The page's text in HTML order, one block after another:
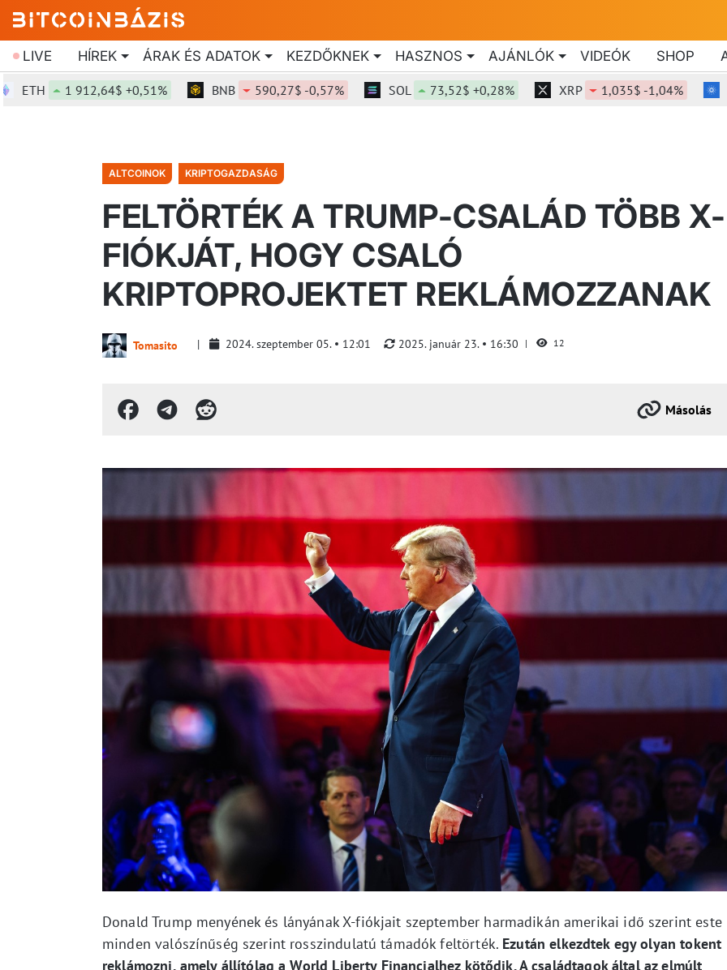
LIVE HÍREK ÁRAK ÉS ADATOK KEZDŐKNEK HASZNOS AJÁNLÓK VIDEÓK SHOP
1 912,64$ +0,51% BNB 590,27$ -0,57% SOL 73,52$ +0,28% XRP 1,035$ -1,04% ADA
ALTCOINOK KRIPTOGAZDASÁG
FELTÖRTÉK A TRUMP-CSALÁD TÖBB X-
FIÓKJÁT, HOGY CSALÓ
KRIPTOPROJEKTET REKLÁMOZZANAK
Tomasito 2024. szeptember 05. 12:01 2025. január 23. 16:30 12
Másolás
Donald Trump menyének és lányának X-fiókjait szeptember harmadikán amerikai idő szerint este
minden valószínűség szerint rosszindulatú támadók feltörték. Ezután elkezdtek egy olyan tokent
reklámozni, amely állítólag a World Liberty Financialhez kötődik. A családtagok által az elmúlt